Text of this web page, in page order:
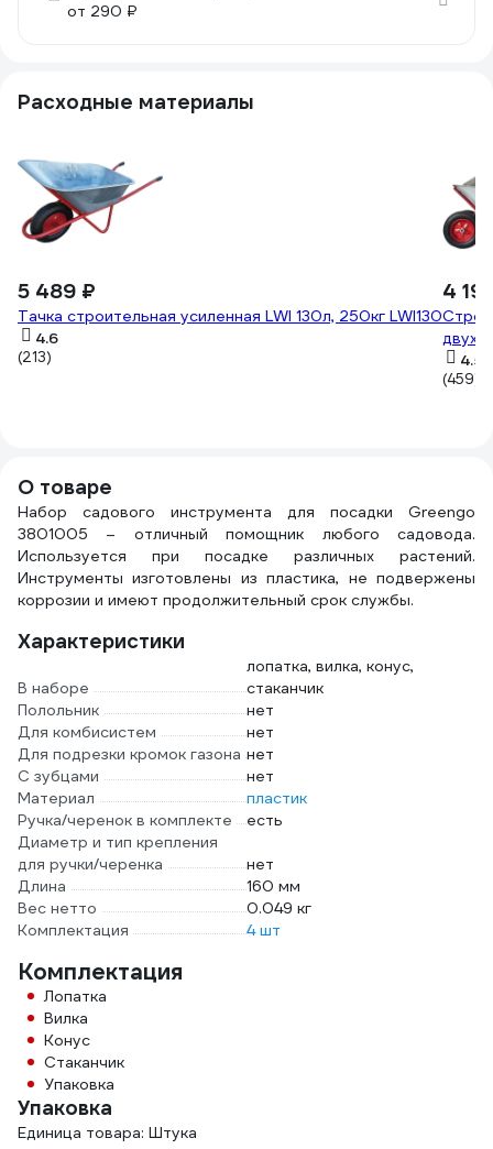
от 290 ₽
Расходные материалы
5 489 ₽
Тачка строительная усиленная LWI 130л, 250кг LWI130
4.6
(213)
4
4.5
(459)
О товаре
Набор садового инструмента для посадки Greengo
3801005 – отличный помощник любого садовода.
Используется при посадке различных растений.
Инструменты изготовлены из пластика, не подвержены
коррозии и имеют продолжительный срок службы.
Характеристики
В наборе
лопатка, вилка, конус,
стаканчик
Полольник
нет
Для комбисистем
нет
Для подрезки кромок газона нет
С зубцами
нет
Материал
пластик
Ручка/черенок в комплекте
есть
Диаметр и тип крепления
для ручки/черенка
нет
Длина
160 мм
Вес нетто
0.049 кг
Комплектация
4 шт
Комплектация
Лопатка
Вилка
Конус
Стаканчик
Упаковка
Упаковка
Единица товара: Штука